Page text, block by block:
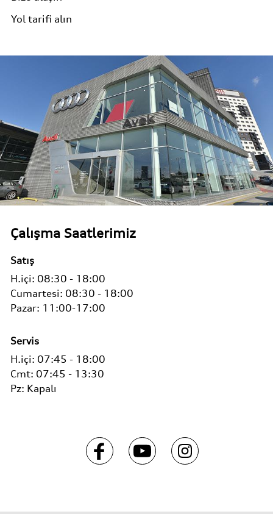
Yol tarifi alın
Çalışma Saatlerimiz
Satış
H.içi: 08:30 - 18:00
Cumartesi: 08:30 - 18:00
Pazar: 11:00-17:00
Servis
H.içi: 07:45 - 18:00
Cmt: 07:45 - 13:30
Pz: Kapalı